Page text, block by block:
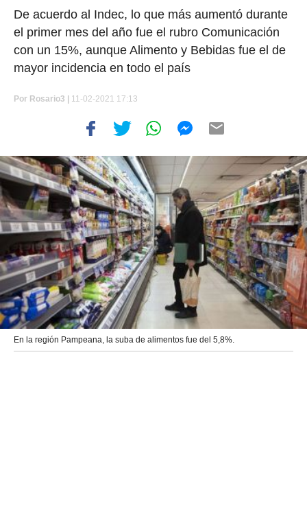
De acuerdo al Indec, lo que más aumentó durante
el primer mes del año fue el rubro Comunicación
con un 15%, aunque Alimento y Bebidas fue el de
mayor incidencia en todo el país
Por Rosario3 | 11-02-2021 17:13
En la región Pampeana, la suba de alimentos fue del 5,8%.